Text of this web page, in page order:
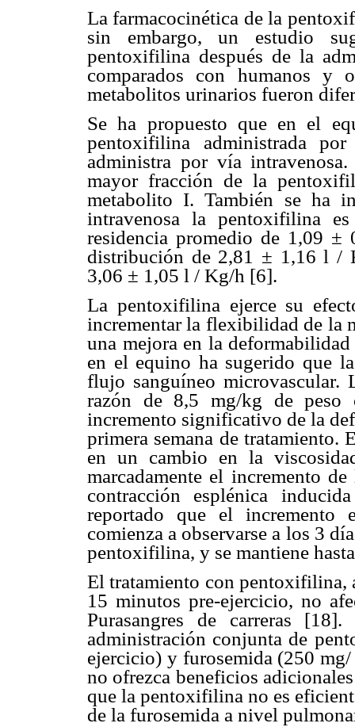
La farmacocinética de la
sin embargo, un estudio
pentoxifilina después de la
comparados con humanos y
metabolitos urinarios fueron
Se ha propuesto que en el
pentoxifilina administrada
administra por vía
mayor fracción de la
metabolito I. También se ha
intravenosa la pentoxifilina
residencia promedio de 1,09
distribución de 2,81 ± 1,16 l /
3,06 ± 1,05 l / Kg/h [6].
La pentoxifilina ejerce su
incrementar la flexibilidad de la
una mejora en la
en el equino ha sugerido que
flujo sanguíneo
razón de 8,5 mg/kg de peso
incremento significativo de la
primera semana de
en un cambio en la
marcadamente el incremento
contracción esplénica
reportado que el incremento
comienza a observarse a los 3
pentoxifilina, y se mantiene
El tratamiento con pentoxifilina,
15 minutos pre-ejercicio, no
Purasangres de carreras
administración conjunta de
ejercicio) y furosemida (250
no ofrezca beneficios
que la pentoxifilina no es
de la furosemida a nivel